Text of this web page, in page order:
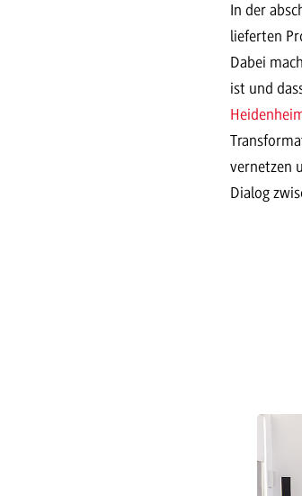
In der
lieferten
Dabei
ist und
vernetzen
Dialog